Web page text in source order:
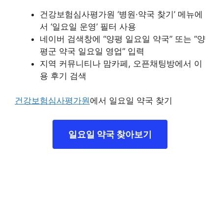
건강보험심사평가원 ‘병원·약국 찾기’ 메뉴에
서 ‘일요일 운영’ 필터 사용
네이버 검색창에 “양평 일요일 약국” 또는 “양
평군 약국 일요일 영업” 입력
지역 커뮤니티나 맘카페, 오픈채팅방에서 이
용 후기 검색
건강보험심사평가원에서 일요일 약국 찾기
일요일 약국 찾아보기